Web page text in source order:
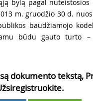
bylą pagal nuteistosios
m. gruodžio 30 d.
baudžiamojo
būdu gauto turto –
dokumento tekstą,